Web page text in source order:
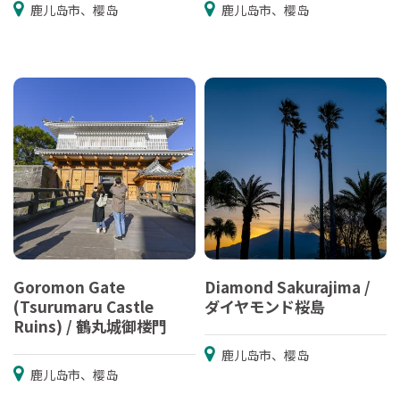
鹿儿岛市、樱岛 鹿儿岛市、樱岛
Goromon Gate
(Tsurumaru Castle
Ruins) / 鶴丸城御楼門
鹿儿岛市、樱岛
Diamond Sakurajima /
ダイヤモンド桜島
鹿儿岛市、樱岛